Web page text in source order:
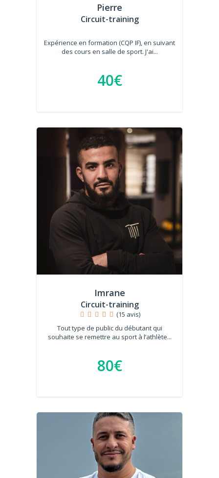
Pierre
Circuit-training
Expérience en formation (CQP IF), en suivant
des cours en salle de sport. J'ai...
40€
Imrane
Circuit-training
(15 avis)
Tout type de public du débutant qui
souhaite se remettre au sport à l’athlète...
80€